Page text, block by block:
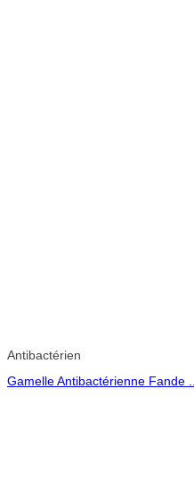
Antibactérien
Gamelle Antibactérienne Fande ...